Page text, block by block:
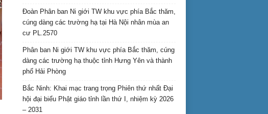
Đoàn Phân ban Ni giới TW khu vực phía Bắc thăm,
cúng dàng các trường hạ tại Hà Nội nhân mùa an
cư PL.2570
Phân ban Ni giới TW khu vực phía Bắc thăm, cúng
dàng các trường hạ thuộc tỉnh Hưng Yên và thành
phố Hải Phòng
Bắc Ninh: Khai mạc trang trọng Phiên thứ nhất Đại
hội đại biểu Phật giáo tỉnh lần thứ I, nhiệm kỳ 2026
– 2031